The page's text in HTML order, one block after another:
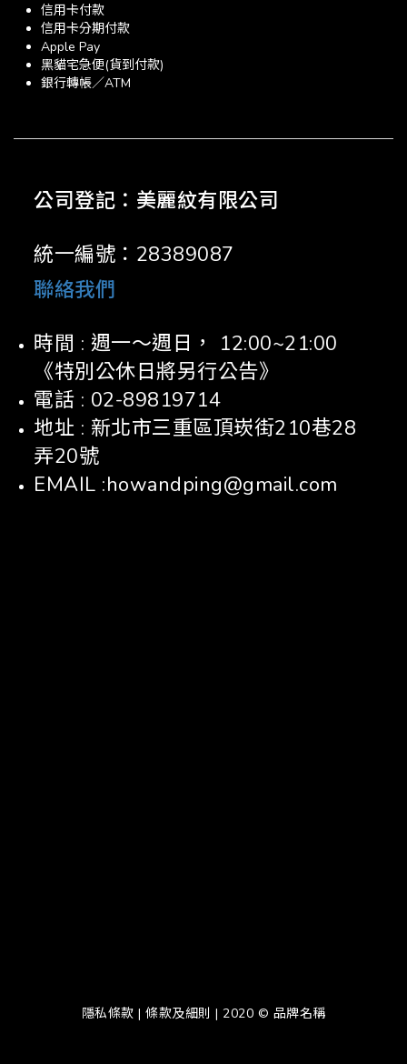
信用卡付款
信用卡分期付款
Apple Pay
黑貓宅急便(貨到付款)
銀行轉帳／ATM
公司登記：美麗紋有限公司
統一編號：28389087
聯絡我們
時間 : 週一～週日， 12:00~21:00
《特別公休日將另行公告》
電話 : 02-89819714
地址 : 新北市三重區頂崁街210巷28
弄20號
EMAIL :howandping@gmail.com
隱私條款 | 條款及細則 | 2020 © 品牌名稱